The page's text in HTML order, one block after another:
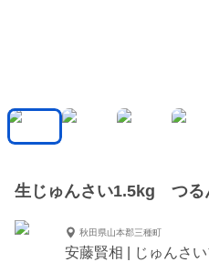
生じゅんさい1.5kg つる
秋田県山本郡三種町
安藤賢相 | じゅんさ